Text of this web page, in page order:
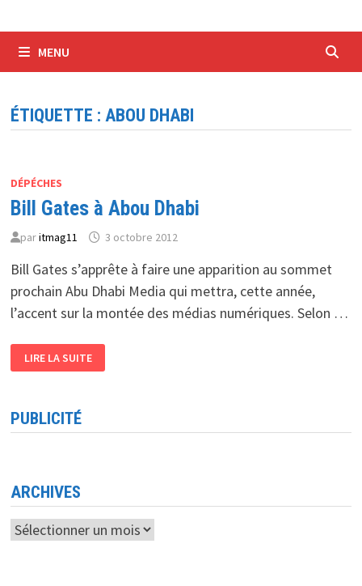
MENU
ÉTIQUETTE : ABOU DHABI
DÉPÉCHES
Bill Gates à Abou Dhabi
paritmag11 3 octobre 2012
Bill Gates s’apprête à faire une apparition au sommet
prochain Abu Dhabi Media qui mettra, cette année,
l’accent sur la montée des médias numériques. Selon …
GATES
À
LIRE LA SUITE
PUBLICITÉ
ARCHIVES
Archives